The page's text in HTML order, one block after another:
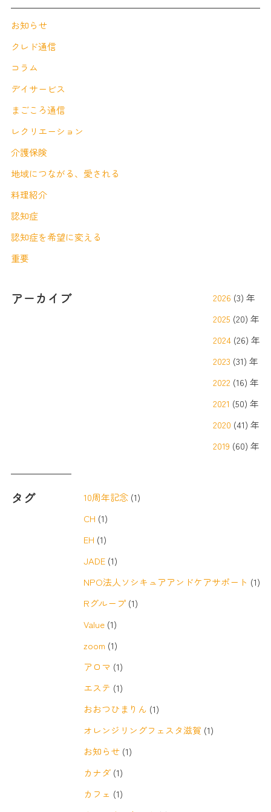
お知らせ
クレド通信
コラム
デイサービス
まごころ通信
レクリエーション
介護保険
地域につながる、愛される
料理紹介
認知症
認知症を希望に変える
重要
アーカイブ 2026 (3) 年
2025 (20) 年
2024 (26) 年
2023 (31) 年
2022 (16) 年
2021 (50) 年
2020 (41) 年
2019 (60) 年
タグ 10周年記念 (1)
CH (1)
EH (1)
JADE (1)
NPO法人ソシキュアアンドケアサポート (1)
Rグループ (1)
Value (1)
zoom (1)
アロマ (1)
エステ (1)
おおつひまりん (1)
オレンジリングフェスタ滋賀 (1)
お知らせ (1)
カナダ (1)
カフェ (1)